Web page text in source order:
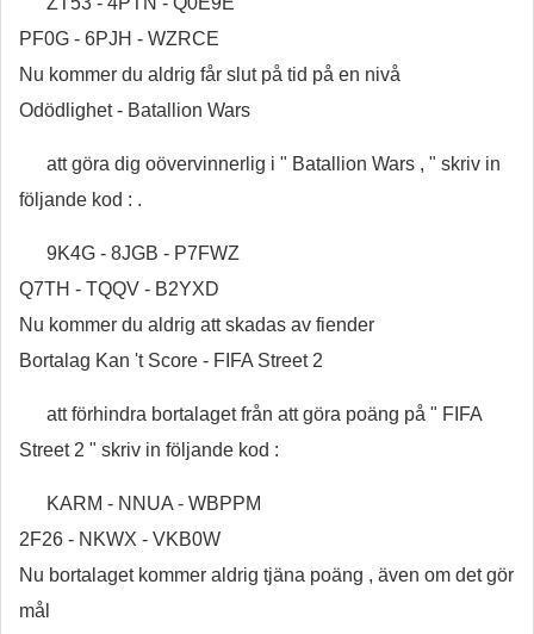
PF0G - 6PJH - WZRCE
Nu kommer du aldrig får slut på tid på en nivå
Odödlighet - Batallion Wars
att göra dig oövervinnerlig i " Batallion Wars , " skriv in
följande kod : .
9K4G - 8JGB - P7FWZ
Q7TH - TQQV - B2YXD
Nu kommer du aldrig att skadas av fiender
Bortalag Kan 't Score - FIFA Street 2
att förhindra bortalaget från att göra poäng på " FIFA
Street 2 " skriv in följande kod :
KARM - NNUA - WBPPM
2F26 - NKWX - VKB0W
Nu bortalaget kommer aldrig tjäna poäng , även om det gör
mål